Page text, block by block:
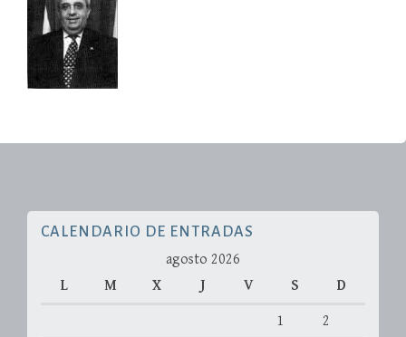
CALENDARIO DE ENTRADAS
agosto 2026
L
M X J V S D
1
2